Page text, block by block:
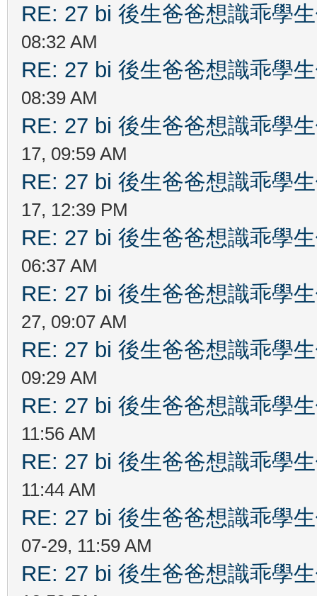
RE: 27 bi 後生爸爸想識乖學
08:32 AM
RE: 27 bi 後生爸爸想識乖學
08:39 AM
RE: 27 bi 後生爸爸想識乖學
17, 09:59 AM
RE: 27 bi 後生爸爸想識乖學
17, 12:39 PM
RE: 27 bi 後生爸爸想識乖學
06:37 AM
RE: 27 bi 後生爸爸想識乖學
27, 09:07 AM
RE: 27 bi 後生爸爸想識乖學
09:29 AM
RE: 27 bi 後生爸爸想識乖學
11:56 AM
RE: 27 bi 後生爸爸想識乖學
11:44 AM
RE: 27 bi 後生爸爸想識乖學
07-29, 11:59 AM
RE: 27 bi 後生爸爸想識乖學